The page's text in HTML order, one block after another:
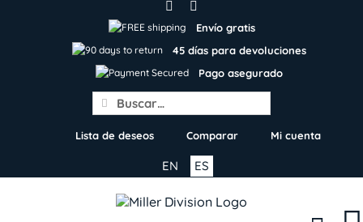
Envío gratis
45 días para devoluciones
Pago asegurado
Search
for:
Lista de deseos Comparar Mi cuenta
ES
EN